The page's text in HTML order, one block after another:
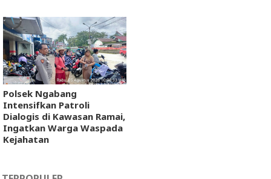
Polsek Ngabang
Intensifkan Patroli
Dialogis di Kawasan Ramai,
Ingatkan Warga Waspada
Kejahatan